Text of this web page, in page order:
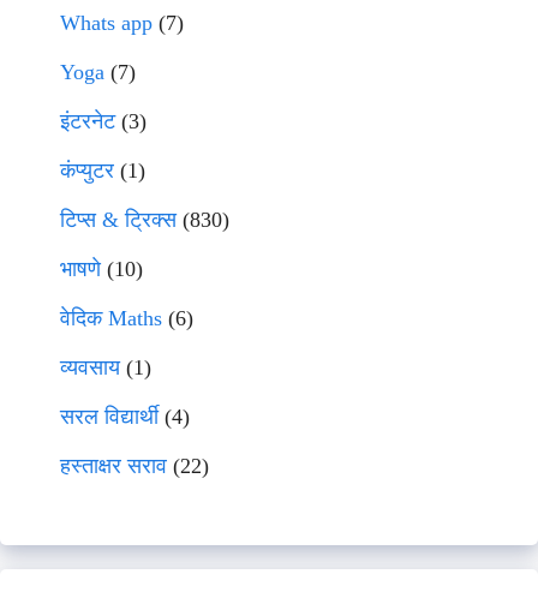
Whats app (7)
Yoga (7)
इंटरनेट(3)
कंप्युटर (1)
टिप्स & ट्रिक्स(830)
भाषणे(10)
वेदिक Maths (6)
व्यवसाय(1)
सरल विद्यार्थी(4)
हस्ताक्षर सराव (22)